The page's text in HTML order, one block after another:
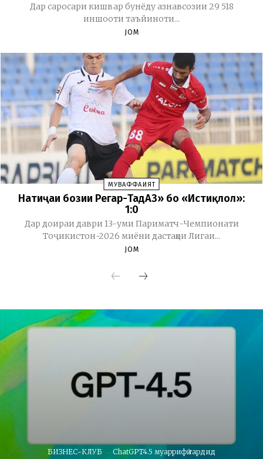
Дар саросари кишвар бунёду азнавсозии 29 518
иншооти таъйиноти...
JOM
МУВАФФАҚИЯТ
Натиҷаи бозии Регар-ТадАЗ» бо «Истиқлол»:
1:0
Дар доираи даври 13-уми Париматч-Чемпионати
Тоҷикистон-2026 миёни дастаҳои Лигаи...
JOM